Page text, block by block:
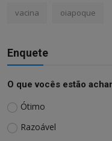
vacina oiapoque
Enquete
O que vocês estão
Ótimo
Razoável